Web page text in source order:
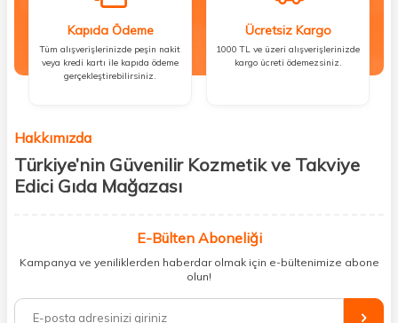
Kapıda Ödeme
Tüm alışverişlerinizde peşin nakit
veya kredi kartı ile kapıda ödeme
gerçekleştirebilirsiniz.
Ücretsiz Kargo
1000 TL ve üzeri alışverişlerinizde
kargo ücreti ödemezsiniz.
Hakkımızda
Türkiye’nin Güvenilir Kozmetik ve Takviye
Edici Gıda Mağazası
kişisel bakım hem de takviye edici gıda ürünlerini sizlerle
buluşturuyoruz. Artık mağaza mağaza dolaşmanıza gerek yok;
ihtiyacınız olan her şeyi tek bir çatı altında topluyor ve kapınıza kadar
%100 orijinal kozmetik ve sağlık ürünleriyle güzelliğinizi tamamlayabilir,
E-Bülten Aboneliği
Kampanya ve yeniliklerden haberdar olmak için e-bültenimize abone
olun!